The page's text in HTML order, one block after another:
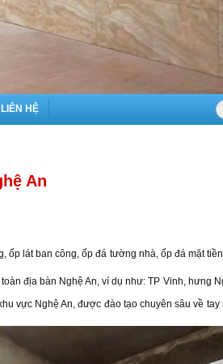
LIÊN HỆ
An
ốp lát ban công, ốp đá tường nhà, ốp đá mặt
địa bàn Nghệ An, ví dụ như: TP Vinh, hưng
vực Nghệ An, được đào tạo chuyên sâu về